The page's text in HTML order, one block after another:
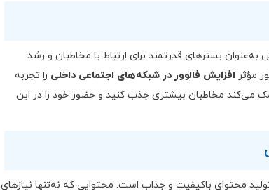
به‌عنوان بسترهای قدرتمند برای ارتباط با مخاطبان و رشد
مؤثر افزایش فالوور در شبکه‌های اجتماعی داخلی را تجربه
به شما کمک می‌کند مخاطبان بیشتری جذب کنید و حضور خود را در این
محتوای باکیفیت و جذاب است. محتوایی که نه‌تنها نیازهای